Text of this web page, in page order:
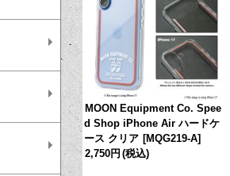
MOON Equipment Co. Spee
d Shop iPhone Air ハードケ
ース クリア [MQG219-A]
2,750円 (税込)